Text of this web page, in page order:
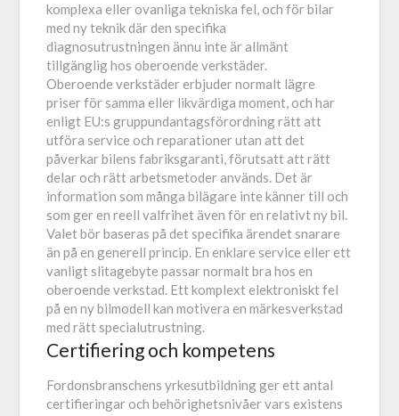
komplexa eller ovanliga tekniska fel, och för bilar
med ny teknik där den specifika
diagnosutrustningen ännu inte är allmänt
tillgänglig hos oberoende verkstäder.
Oberoende verkstäder erbjuder normalt lägre
priser för samma eller likvärdiga moment, och har
enligt EU:s gruppundantagsförordning rätt att
utföra service och reparationer utan att det
påverkar bilens fabriksgaranti, förutsatt att rätt
delar och rätt arbetsmetoder används. Det är
information som många bilägare inte känner till och
som ger en reell valfrihet även för en relativt ny bil.
Valet bör baseras på det specifika ärendet snarare
än på en generell princip. En enklare service eller ett
vanligt slitagebyte passar normalt bra hos en
oberoende verkstad. Ett komplext elektroniskt fel
på en ny bilmodell kan motivera en märkesverkstad
med rätt specialutrustning.
Certifiering och kompetens
Fordonsbranschens yrkesutbildning ger ett antal
certifieringar och behörighetsnivåer vars existens